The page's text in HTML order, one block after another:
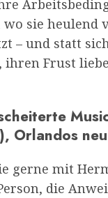
wo sie
– und statt
ihren Frust
Orlandos
gerne mit
die